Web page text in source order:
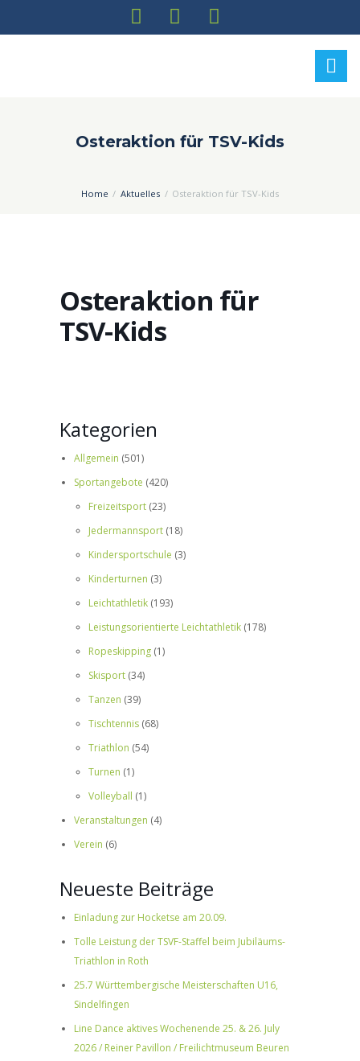
Osteraktion für TSV-Kids
Home Aktuelles Osteraktion für TSV-Kids
Osteraktion für
TSV-Kids
Kategorien
Allgemein (501)
Sportangebote (420)
Freizeitsport (23)
Jedermannsport (18)
Kindersportschule (3)
Kinderturnen (3)
Leichtathletik (193)
Leistungsorientierte Leichtathletik (178)
Ropeskipping (1)
Skisport (34)
Tanzen (39)
Tischtennis (68)
Triathlon (54)
Turnen (1)
Volleyball (1)
Veranstaltungen (4)
Verein (6)
Neueste Beiträge
Einladung zur Hocketse am 20.09.
Tolle Leistung der TSVF-Staffel beim Jubiläums-
Triathlon in Roth
25.7 Württembergische Meisterschaften U16,
Sindelfingen
Line Dance aktives Wochenende 25. & 26. July
2026 / Reiner Pavillon / Freilichtmuseum Beuren